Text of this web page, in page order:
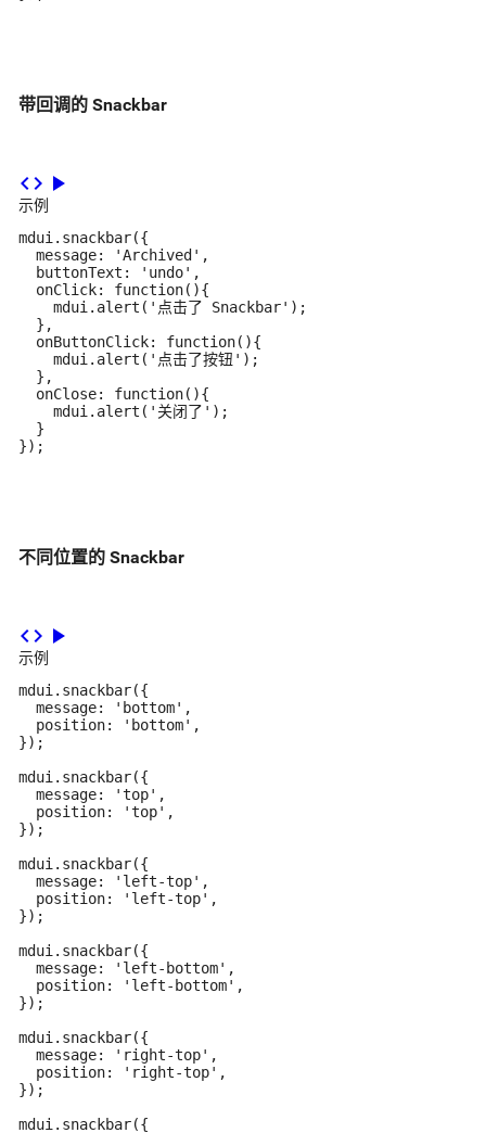
带回调的 Snackbar
code play_arrow
示例
mdui.snackbar({
  message: 'Archived',
  buttonText: 'undo',
  onClick: function(){
    mdui.alert('点击了 Snackbar');
  },
  onButtonClick: function(){
    mdui.alert('点击了按钮');
  },
  onClose: function(){
    mdui.alert('关闭了');
  }
});
不同位置的 Snackbar
code play_arrow
示例
mdui.snackbar({
  message: 'bottom',
  position: 'bottom',
});
mdui.snackbar({
  message: 'top',
  position: 'top',
});
mdui.snackbar({
  message: 'left-top',
  position: 'left-top',
});
mdui.snackbar({
  message: 'left-bottom',
  position: 'left-bottom',
});
mdui.snackbar({
  message: 'right-top',
  position: 'right-top',
});
mdui.snackbar({